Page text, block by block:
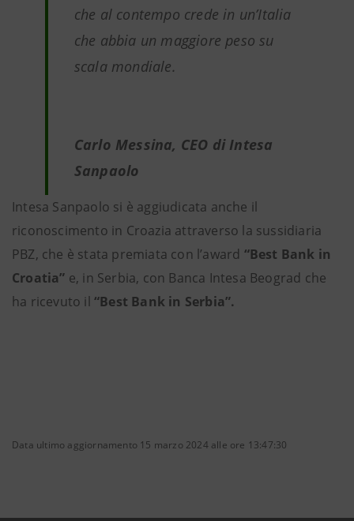
che al contempo crede in un’Italia
che abbia un maggiore peso su
scala mondiale.
Carlo Messina, CEO di Intesa
Sanpaolo
Intesa Sanpaolo si è aggiudicata anche il
riconoscimento in Croazia attraverso la sussidiaria
PBZ, che è stata premiata con l’award “Best Bank in
Croatia” e, in Serbia, con Banca Intesa Beograd che
ha ricevuto il “Best Bank in Serbia”.
Data ultimo aggiornamento 15 marzo 2024 alle ore 13:47:30